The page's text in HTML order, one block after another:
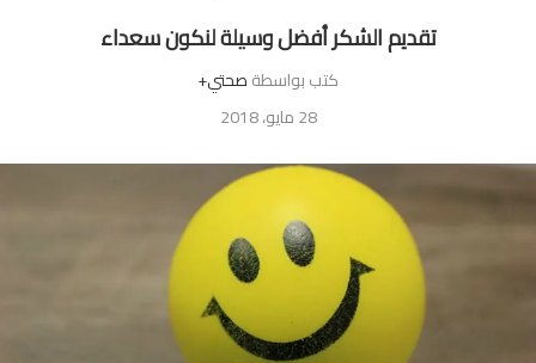
تقديم الشكر أفضل وسيلة لنكون سعداء
كتب بواسطةصحتي+
28 مايو، 2018